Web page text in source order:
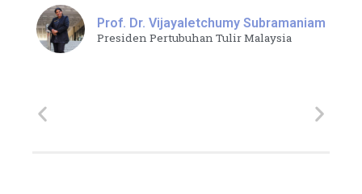
Prof. Dr. Vijayaletchumy Subramaniam
Presiden Pertubuhan Tulir Malaysia